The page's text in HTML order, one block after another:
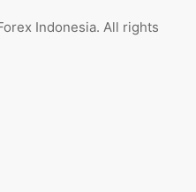
Indonesia. All rights